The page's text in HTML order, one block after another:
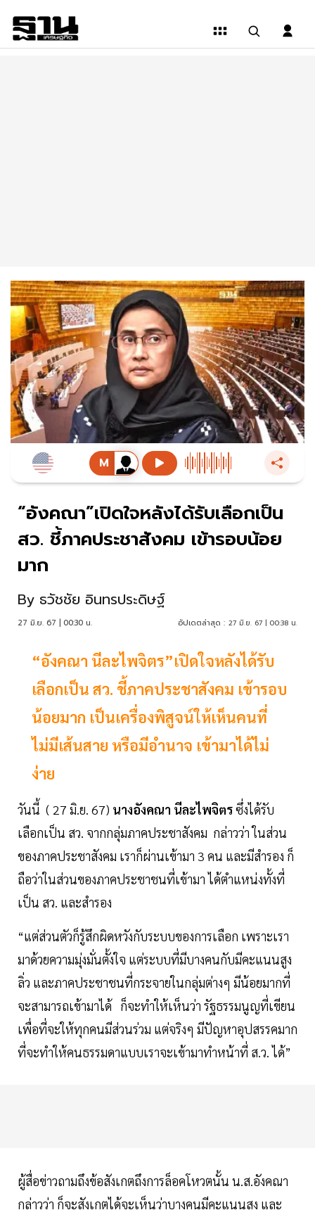
“อังคณา”เปิดใจหลังได้รับเลือกเป็น
สว. ชี้ภาคประชาสังคม เข้ารอบน้อย
มาก
By ธวัชชัย อินทรประดิษฐ์
27 มิ.ย. 67 | 00:30 น. อัปเดตล่าสุด : 27 มิ.ย. 67 | 00:38 น.
“อังคณา นีละไพจิตร”เปิดใจหลังได้รับ
เลือกเป็น สว. ชี้ภาคประชาสังคม เข้ารอบ
น้อยมาก เป็นเครื่องพิสูจน์ให้เห็นคนที่
ไม่มีเส้นสาย หรือมีอำนาจ เข้ามาได้ไม่
ง่าย
วันนี้ ( 27 มิ.ย. 67) นางอังคณา นีละไพจิตรซึ่งได้รับ
เลือกเป็น สว. จากกลุ่มภาคประชาสังคม กล่าวว่า ในส่วน
ของภาคประชาสังคม เราก็ผ่านเข้ามา 3 คน และมีสำรอง ก็
ถือว่าในส่วนของภาคประชาชนที่เข้ามา ได้ตำแหน่งทั้งที่
เป็น สว. และสำรอง
“แต่ส่วนตัวก็รู้สึกผิดหวังกับระบบของการเลือก เพราะเรา
มาด้วยความมุ่งมั่นตั้งใจ แต่ระบบที่มีบางคนกับมีคะแนนสูง
ลิ่ว และภาคประชาชนที่กระจายในกลุ่มต่างๆ มีน้อยมากที่
จะสามารถเข้ามาได้ ก็จะทำให้เห็นว่า รัฐธรรมนูญที่เขียน
เพื่อที่จะให้ทุกคนมีส่วนร่วม แต่จริงๆ มีปัญหาอุปสรรคมาก
ที่จะทำให้คนธรรมดาแบบเราจะเข้ามาทำหน้าที่ ส.ว. ได้”
ผู้สื่อข่าวถามถึงข้อสังเกตถึงการล็อคโหวตนั้น น.ส.อังคณา
กล่าวว่า ก็จะสังเกตได้จะเห็นว่าบางคนมีคะแนนสูง และ